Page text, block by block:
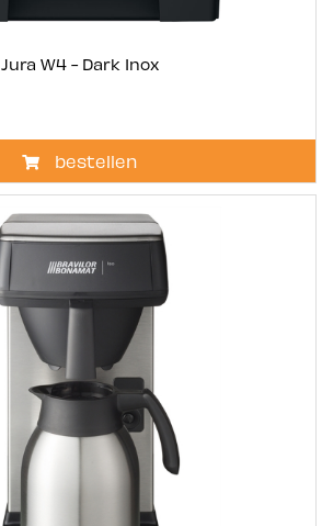
Jura W4 - Dark Inox
bestellen